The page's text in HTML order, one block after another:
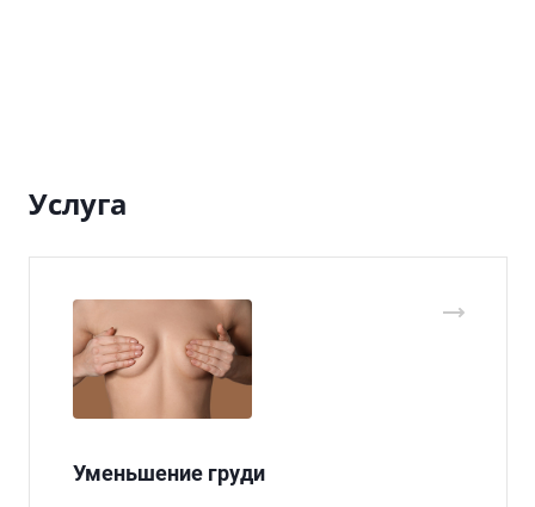
Услуга
Уменьшение груди